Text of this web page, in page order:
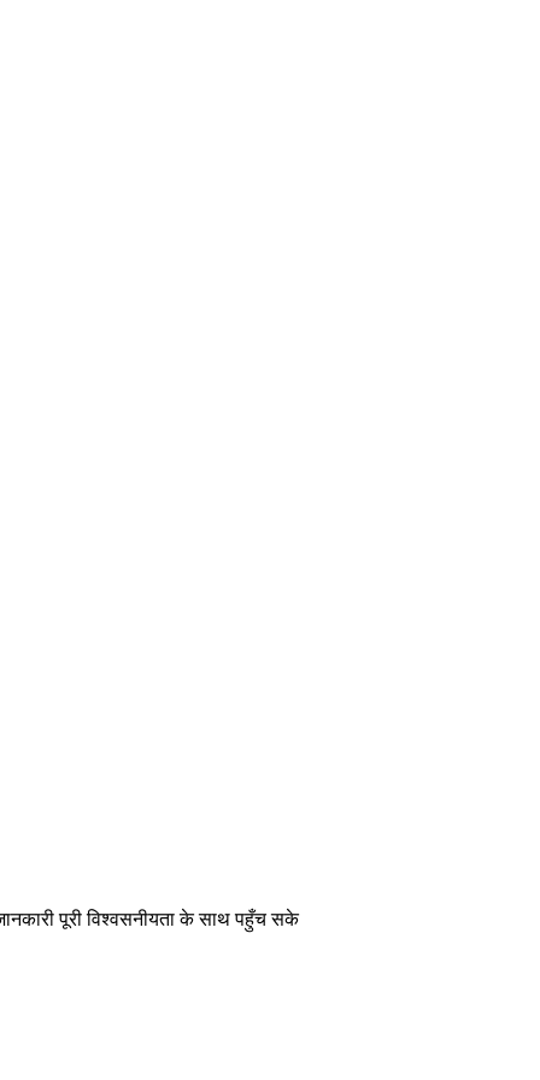
पूरी विश्वसनीयता के साथ पहुँच सके